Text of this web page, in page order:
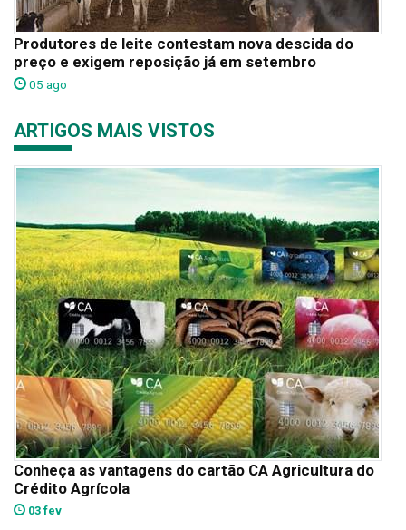
Produtores de leite contestam nova descida do
preço e exigem reposição já em setembro
05 ago
ARTIGOS MAIS VISTOS
Conheça as vantagens do cartão CA Agricultura do
Crédito Agrícola
03 fev